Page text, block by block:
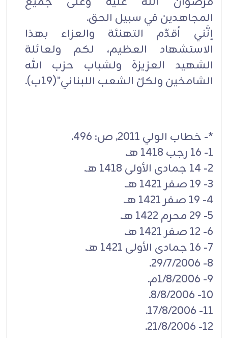
المجاهدين في سبيل الحق.
إنَّني أقدّم التهنئة والعزاء بهذا
الاستشهاد العظيم، لکم ولعائلة
الشهيد العزيزة ولشباب حزب الله
الشامخين ولکلّ الشعب اللبناني"(19ب).
*- خطاب الولي 2011, ص: 496.
1- 16 رجب 1418 هـ.
2- 14 جمادى الأولى 1418 هـ.
3- 19 صفر 1421 هـ.
4- 19 صفر 1421 هـ.
5- 29 محرم 1422 هـ.
6- 12 صفر 1421 هـ.
7- 16 جمادى الأولى 1421 هـ.
8- 29/7/2006.
9- 1/8/2006م.
10- 8/8/2006.
11- 17/8/2006.
12- 21/8/2006.